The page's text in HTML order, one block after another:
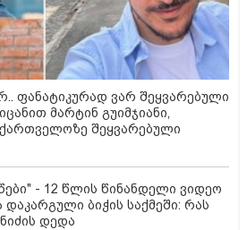
ფანატიკურად ვარ შეყვარებული
მარტინ გუიმჯიანი,
შეყვარებული
- 12 წლის წინანდელი ვიდეო
ბიჭის საქმეში: რას
დედა